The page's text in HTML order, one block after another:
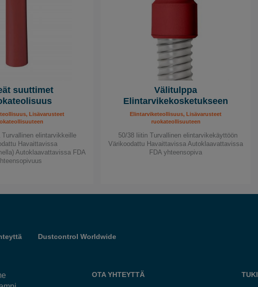
suuttimet
Lisävarusteet
Turvallinen elintarvikkeille
Havaittavissa
Autoklaavattavissa FDA
Välitulppa
Elintarvikekosketukseen
Elintarviketeollisuus, Lisävarusteet
ruokateollisuuteen
50/38 liitin Turvallinen elintarvikekäyttöön
Värikoodattu Havaittavissa Autoklaavattavissa
FDA yhteensopiva
Dustcontrol Worldwide
OTA YHTEYTTÄ TUKI